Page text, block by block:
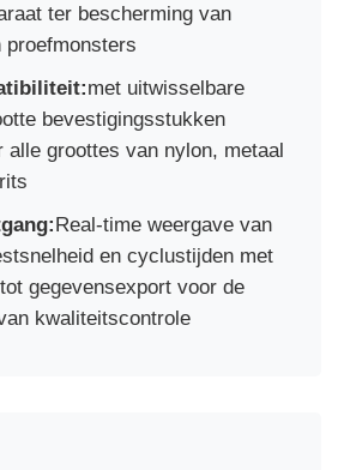
ter bescherming van
proefmonsters
met uitwisselbare
bevestigingsstukken
alle groottes van nylon, metaal
Real-time weergave van
en cyclustijden met
gegevensexport voor de
kwaliteitscontrole